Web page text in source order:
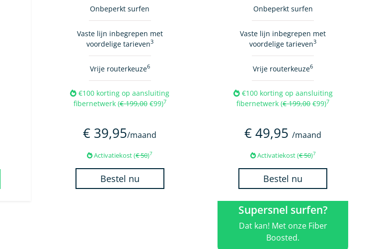
Onbeperkt surfen
Vaste lijn inbegrepen met
voordelige tarieven3
Vrije routerkeuze6
€100 korting op aansluiting
fibernetwerk (€ 199,00€99)7
€ 39,95/maand
Activatiekost (€ 50)7
Bestel nu
Onbeperkt surfen
Vaste lijn inbegrepen met
voordelige tarieven3
Vrije routerkeuze6
€100 korting op aansluiting
fibernetwerk (€ 199,00€99)7
€ 49,95/maand
Activatiekost (€ 50)7
Bestel nu
Supersnel surfen?
Dat kan! Met onze Fiber
Boosted.